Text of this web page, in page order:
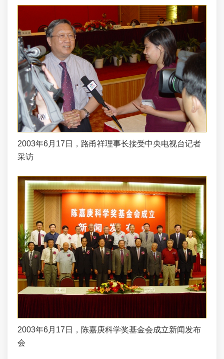
2003年6月17日，路甬祥理事长接受中央电视台记者
采访
2003年6月17日，陈嘉庚科学奖基金会成立新闻发布
会